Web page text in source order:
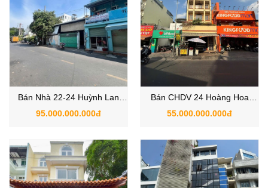
Bán Nhà 22-24 Huỳnh Lan
Khanh, Phường 2, Quận Tân
95.000.000.000đ
Bán CHDV 24 Hoàng Hoa
Thám, Phường 12, Quận Tân
55.000.000.000đ